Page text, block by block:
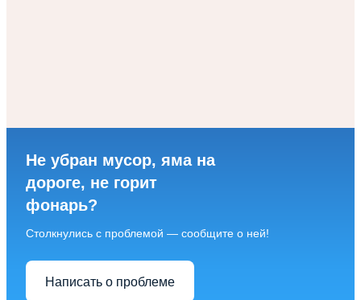
Не убран мусор, яма на
дороге, не горит
фонарь?
Столкнулись с проблемой — сообщите о ней!
Написать о проблеме